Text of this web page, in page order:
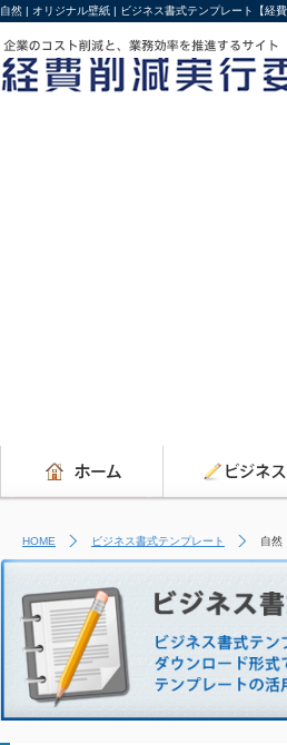
自然 | オリジナル壁紙 | ビジネス書式テンプレート【経費
HOME ビジネス書式テンプレート 自然